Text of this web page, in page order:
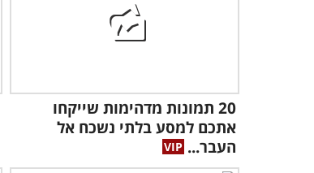
20 תמונות מדהימות שייקחו
אתכם למסע בלתי נשכח אל
העבר...